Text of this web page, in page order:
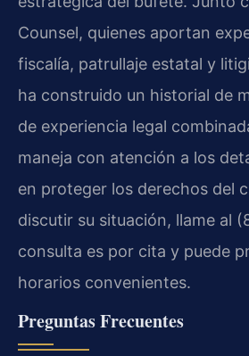
Counsel, quienes aportan
fiscalía, patrullaje estatal y
ha construido un historial de
de experiencia legal
maneja con atención a los
en proteger los derechos del
discutir su situación, llame al
consulta es por cita y puede
horarios convenientes.
Preguntas Frecuentes